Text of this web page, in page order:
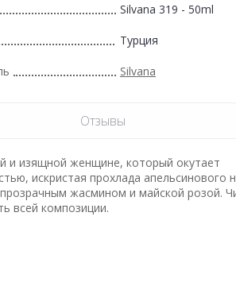
Silvana 319 - 50ml
Турция
Silvana
Отзывы
и изящной женщине, который окутает
искристая прохлада апельсинового
жасмином и майской розой.
всей композиции.